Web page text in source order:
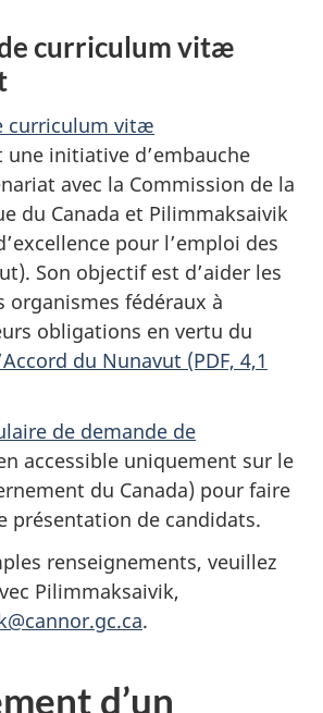
curriculum vitæ
curriculum vitæ
une initiative d’embauche
avec la Commission de la
du Canada et Pilimmaksaivik
pour l’emploi des
Son objectif est d’aider les
organismes fédéraux à
obligations en vertu du
du Nunavut (PDF, 4,1
de demande de
accessible uniquement sur le
du Canada) pour faire
présentation de candidats.
renseignements, veuillez
Pilimmaksaivik,
.
d’un